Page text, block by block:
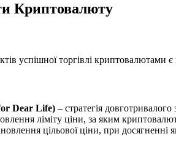
Криптовалюту
успішної торгівлі криптовалютами
Dear Life) – стратегія
ліміту ціни, за яким
цільової ціни, при досягненні